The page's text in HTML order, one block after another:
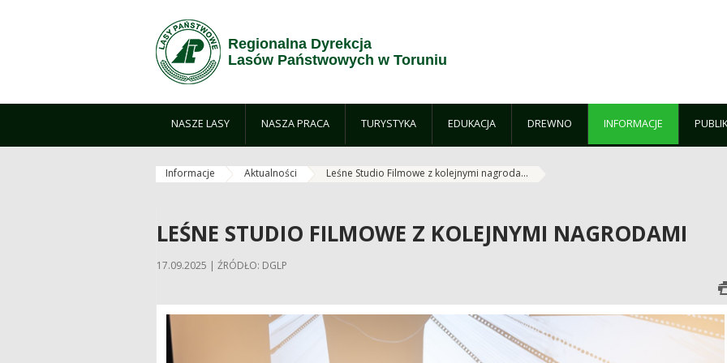
Regionalna Dyrekcja
Lasów Państwowych w Toruniu
NASZE LASY NASZA PRACA TURYSTYKA EDUKACJA DREWNO INFORMACJE
Informacje Aktualności Leśne Studio Filmowe z kolejnymi nagroda...
LEŚNE STUDIO FILMOWE Z KOLEJNYMI NAGRODAMI
17.09.2025 | ŹRÓDŁO: DGLP